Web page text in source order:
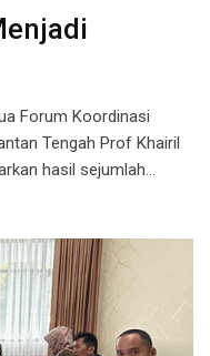
Forum Koordinasi
Tengah Prof Khairil
hasil sejumlah…